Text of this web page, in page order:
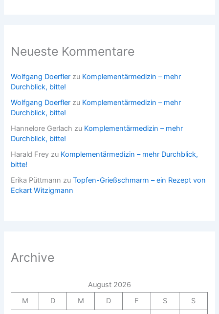
Neueste Kommentare
Wolfgang Doerfler zu Komplementärmedizin – mehr
Durchblick, bitte!
Wolfgang Doerfler zu Komplementärmedizin – mehr
Durchblick, bitte!
Hannelore Gerlach zu Komplementärmedizin – mehr
Durchblick, bitte!
Harald Frey zu Komplementärmedizin – mehr Durchblick,
bitte!
Erika Püttmann zuTopfen-Grießschmarrn – ein Rezept von
Eckart Witzigmann
Archive
August 2026
M
D M D F S
S